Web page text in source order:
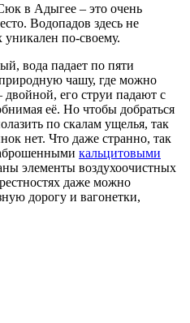
в Адыгее – это очень
Водопадов здесь не
по-своему.
вода падает по пяти
чашу, где можно
его струи падают с
её. Но чтобы добраться
по скалам ущелья, так
нет. Что даже странно, так
кальцитовыми
элементы воздухоочистных
даже можно
дорогу и вагонетки,